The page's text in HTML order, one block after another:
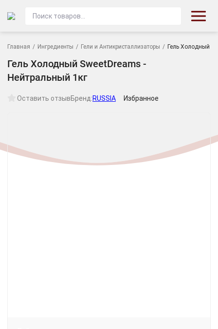
Главная / Ингредиенты / Гели и Антикристаллизаторы / Гель Холодный
Гель Холодный SweetDreams -
Нейтральный 1кг
Оставить отзывБренд:RUSSIA Избранное